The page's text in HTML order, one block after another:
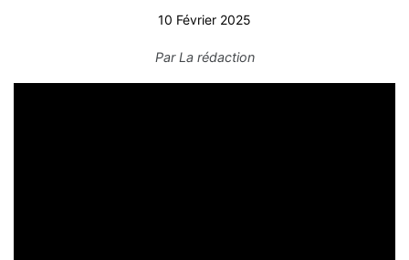
10 Février 2025
ParLa rédaction